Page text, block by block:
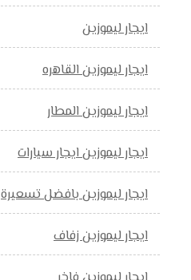
ايجار ليموزين
ايجار ليموزين القاهره
ايجار ليموزين المطار
ايجار ليموزين ايجار سيارات
ايجار ليموزين بافضل تسعيرة
ايجار ليموزين زفاف